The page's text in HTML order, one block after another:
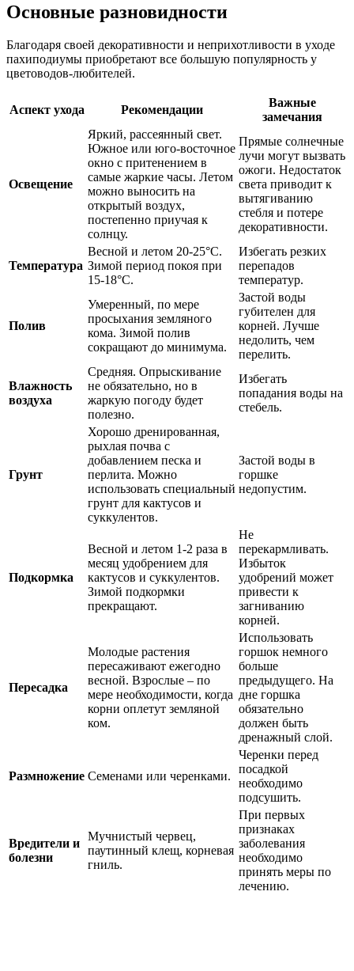
Основные разновидности
Благодаря своей декоративности и неприхотливости в уходе
пахиподиумы приобретают все большую популярность у
цветоводов-любителей.
Аспект ухода Рекомендации
Важные
замечания
Освещение
Яркий, рассеянный свет.
Южное или юго-восточное
окно с притенением в
самые жаркие часы. Летом
можно выносить на
открытый воздух,
постепенно приучая к
солнцу.
Прямые солнечные
лучи могут вызвать
ожоги. Недостаток
света приводит к
вытягиванию
стебля и потере
декоративности.
Температура
Весной и летом 20-25°C.
Зимой период покоя при
15-18°C.
Избегать резких
перепадов
температур.
Полив
Умеренный, по мере
просыхания земляного
кома. Зимой полив
сокращают до минимума.
Застой воды
губителен для
корней. Лучше
недолить, чем
перелить.
Влажность
воздуха
Средняя. Опрыскивание
не обязательно, но в
жаркую погоду будет
полезно.
Избегать
попадания воды на
стебель.
Грунт
Хорошо дренированная,
рыхлая почва с
добавлением песка и
перлита. Можно
использовать специальный
грунт для кактусов и
суккулентов.
Застой воды в
горшке
недопустим.
Подкормка
Весной и летом 1-2 раза в
месяц удобрением для
кактусов и суккулентов.
Зимой подкормки
прекращают.
Не
перекармливать.
Избыток
удобрений может
привести к
загниванию
корней.
Пересадка
Молодые растения
пересаживают ежегодно
весной. Взрослые – по
мере необходимости, когда
корни оплетут земляной
ком.
Использовать
горшок немного
больше
предыдущего. На
дне горшка
обязательно
должен быть
дренажный слой.
Размножение Семенами или черенками.
Черенки перед
посадкой
необходимо
подсушить.
Вредители и
болезни
Мучнистый червец,
паутинный клещ, корневая
гниль.
При первых
признаках
заболевания
необходимо
принять меры по
лечению.